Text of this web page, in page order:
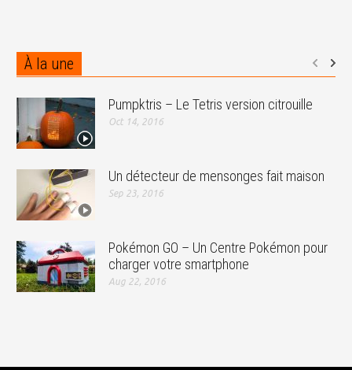
À la une
Pumpktris – Le Tetris version citrouille
Oct 14, 2016
Un détecteur de mensonges fait maison
Sep 23, 2016
Pokémon GO – Un Centre Pokémon pour
charger votre smartphone
Aug 22, 2016